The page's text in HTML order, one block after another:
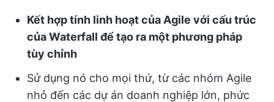
Kết hợp tính linh hoạt của Agile với cấu trúc
của Waterfall để tạo ra một phương pháp
tùy chỉnh
Sử dụng nó cho mọi thứ, từ các nhóm Agile
nhỏ đến các dự án doanh nghiệp lớn, phức